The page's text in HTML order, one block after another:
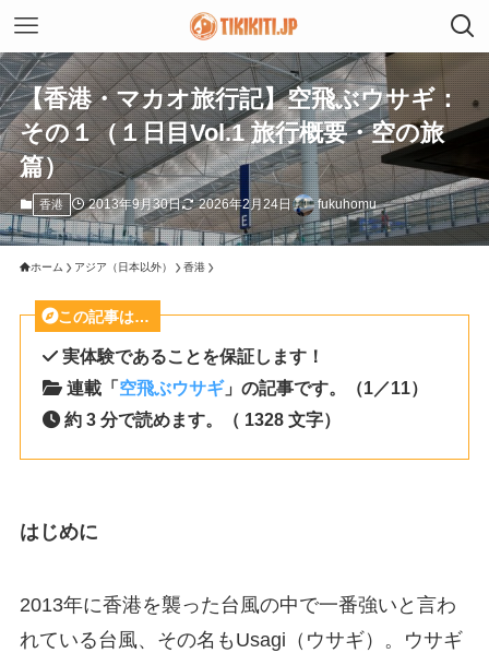
【香港・マカオ旅行記】空飛ぶウサギ：
その１（１日目Vol.1 旅行概要・空の旅
篇）
香港 2013年9月30日 2026年2月24日 fukuhomu
ホーム アジア（日本以外） 香港
この記事は…
実体験であることを保証します！
連載「空飛ぶウサギ」の記事です。（1／11）
約 3 分で読めます。（ 1328 文字）
はじめに
2013年に香港を襲った台風の中で一番強いと言わ
れている台風、その名もUsagi（ウサギ）。ウサギ